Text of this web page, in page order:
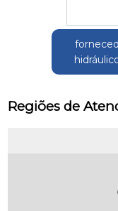
Regiões de